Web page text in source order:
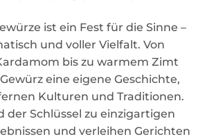
ist ein Fest für die Sinne –
und voller Vielfalt. Von
bis zu warmem Zimt
eine eigene Geschichte,
Kulturen und Traditionen.
der Schlüssel zu einzigartigen
und verleihen Gerichten